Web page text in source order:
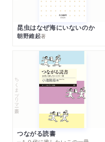
昆虫はなぜ海にいないのか
朝野維起著
ちくまプリマー新書
つながる読書